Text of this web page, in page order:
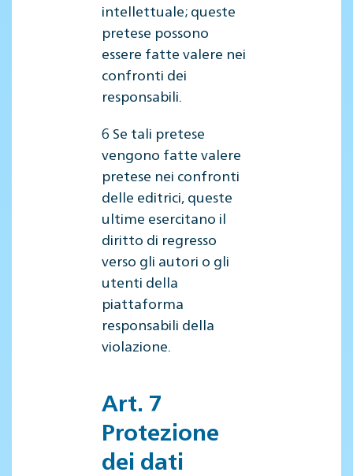
intellettuale; queste
pretese possono
essere fatte valere nei
confronti dei
responsabili.
6 Se tali pretese
vengono fatte valere
pretese nei confronti
delle editrici, queste
ultime esercitano il
diritto di regresso
verso gli autori o gli
utenti della
piattaforma
responsabili della
violazione.
Art. 7
Protezione
dei dati